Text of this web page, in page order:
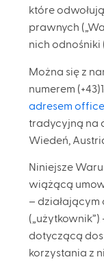
które
prawnych
nich odnośniki
Można się z
numerem
adresem
tradycyjną na
Wiedeń,
Niniejsze
wiążącą
– działającym
(„użytkownik”)
dotyczącą
korzystania z